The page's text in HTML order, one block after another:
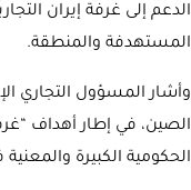
الدعم إلى غرفة إيران
المستهدفة والمنطقة.
وأشار المسؤول التجاري
الصين، في إطار أهداف
الحكومية الكبيرة